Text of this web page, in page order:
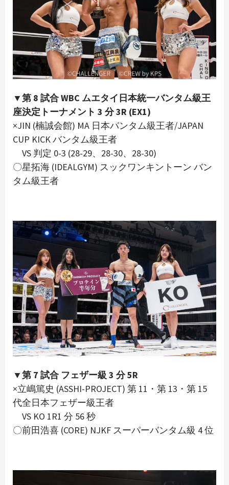
▼第 8 試合 WBC ムエタイ日本統一バンタム級王
座決定トーナメント 3 分 3R (EX1)
×JIN (楠誠会館) MA 日本バンタム級王者/JAPAN
CUP KICK バンタム級王者
VS 判定 0-3 (28-29、28-30、28-30)
〇星拓海 (IDEALGYM) スックワンキントーン バン
タム級王者
▼第 7 試合 フェザー級 3 分 5R
×立嶋篤史 (ASSHI-PROJECT) 第 11・第 13・第 15
代全日本フェザー級王者
VS KO 1R1 分 56 秒
〇前田浩喜 (CORE) NJKF スーパーバンタム級 4 位